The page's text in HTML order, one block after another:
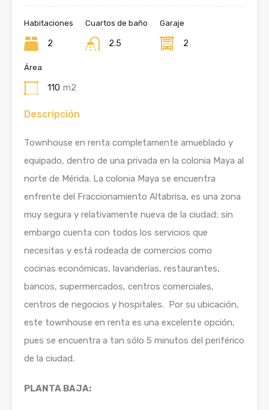
Habitaciones
2
Cuartos de baño
2.5
Garaje
2
Área
110 m2
Descripción
Townhouse en renta completamente amueblado y
equipado, dentro de una privada en la colonia Maya al
norte de Mérida. La colonia Maya se encuentra
enfrente del Fraccionamiento Altabrisa, es una zona
muy segura y relativamente nueva de la ciudad; sin
embargo cuenta con todos los servicios que
necesitas y está rodeada de comercios como
cocinas económicas, lavanderías, restaurantes,
bancos, supermercados, centros comerciales,
centros de negocios y hospitales. Por su ubicación,
este townhouse en renta es una excelente opción,
pues se encuentra a tan sólo 5 minutos del periférico
de la ciudad.
PLANTA BAJA: